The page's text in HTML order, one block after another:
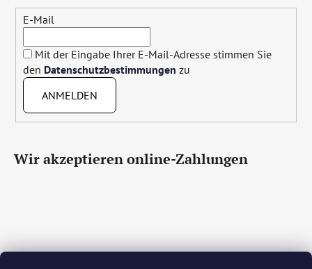
E-Mail
Mit der Eingabe Ihrer E-Mail-Adresse stimmen Sie
den Datenschutzbestimmungen zu
ANMELDEN
Wir akzeptieren online-Zahlungen